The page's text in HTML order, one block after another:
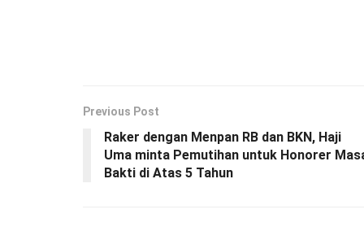
Previous Post
Raker dengan Menpan RB dan BKN, Haji
Uma minta Pemutihan untuk Honorer
Bakti di Atas 5 Tahun